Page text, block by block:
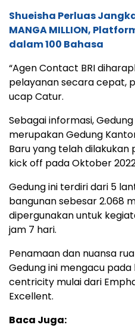
Shueisha Perluas
MANGA MILLION,
dalam 100 Bahasa
“Agen Contact BRI
pelayanan secara cepat,
ucap Catur.
Sebagai informasi,
merupakan Gedung
Baru yang telah dilakukan
kick off pada Oktober
Gedung ini terdiri dari 5
bangunan sebesar 2.068
dipergunakan untuk
jam 7 hari.
Penamaan dan nuansa
Gedung ini mengacu
centricity mulai dari
Excellent.
Baca Juga: